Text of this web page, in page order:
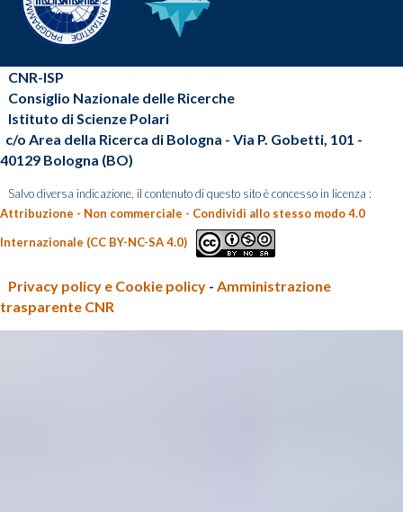
CNR-ISP
Consiglio Nazionale delle Ricerche
Istituto di Scienze Polari
c/o Area della Ricerca di Bologna - Via P. Gobetti, 101 -
40129 Bologna (BO)
Salvo diversa indicazione, il contenuto di questo sito è concesso in licenza :
Attribuzione - Non commerciale - Condividi allo stesso modo 4.0
Internazionale (CC BY-NC-SA 4.0)
Privacy policy e Cookie policy - Amministrazione
trasparente CNR